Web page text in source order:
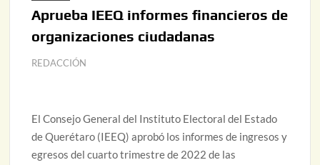
Aprueba IEEQ informes financieros de
organizaciones ciudadanas
REDACCIÓN
El Consejo General del Instituto Electoral del Estado
de Querétaro (IEEQ) aprobó los informes de ingresos y
egresos del cuarto trimestre de 2022 de las